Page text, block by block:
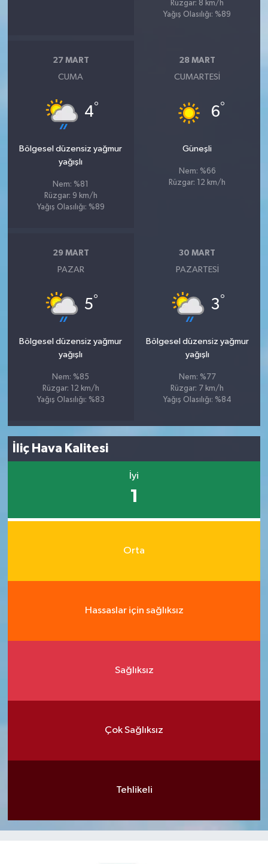
Rüzgar: 8 km/h
Yağış Olasılığı: %89
27 MART
CUMA
4°
Bölgesel düzensiz yağmur
yağışlı
Nem: %81
Rüzgar: 9 km/h
Yağış Olasılığı: %89
28 MART
CUMARTESI
6°
Güneşli
Nem: %66
Rüzgar: 12 km/h
29 MART
PAZAR
5°
Bölgesel düzensiz yağmur
yağışlı
Nem: %85
Rüzgar: 12 km/h
Yağış Olasılığı: %83
30 MART
PAZARTESI
3°
Bölgesel düzensiz yağmur
yağışlı
Nem: %77
Rüzgar: 7 km/h
Yağış Olasılığı: %84
İliç Hava Kalitesi
İyi
1
Orta
Hassaslar için sağlıksız
Sağlıksız
Çok Sağlıksız
Tehlikeli